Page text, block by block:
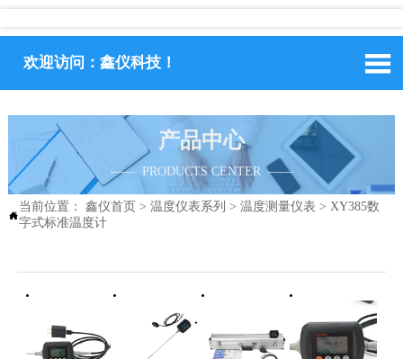
欢迎访问：鑫仪科技！ 
产品中心
—— PRODUCTS CENTER ——

当前位置： 鑫仪首页 > 温度仪表系列 > 温度测量仪表 > XY385数
字式标准温度计